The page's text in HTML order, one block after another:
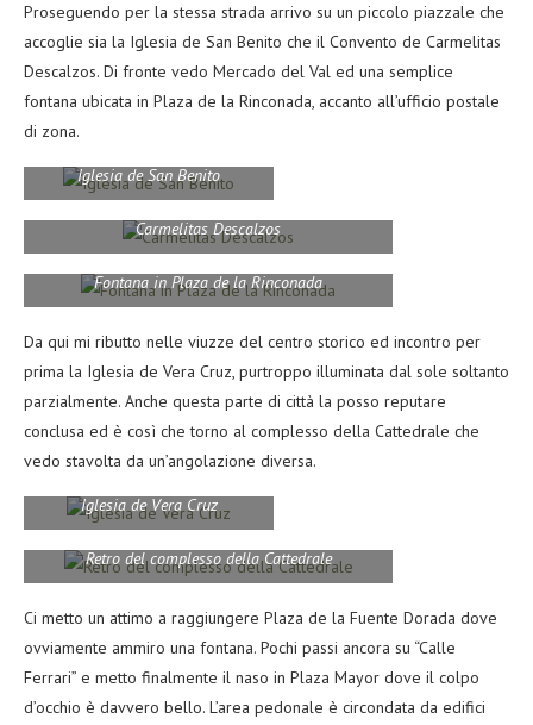
Proseguendo per la stessa strada arrivo su un piccolo piazzale che
accoglie sia la Iglesia de San Benito che il Convento de Carmelitas
Descalzos. Di fronte vedo Mercado del Val ed una semplice
fontana ubicata in Plaza de la Rinconada, accanto all’ufficio postale
di zona.
Iglesia de San Benito
Carmelitas Descalzos
Fontana in Plaza de la Rinconada
Da qui mi ributto nelle viuzze del centro storico ed incontro per
prima la Iglesia de Vera Cruz, purtroppo illuminata dal sole soltanto
parzialmente. Anche questa parte di città la posso reputare
conclusa ed è così che torno al complesso della Cattedrale che
vedo stavolta da un’angolazione diversa.
Iglesia de Vera Cruz
Retro del complesso della Cattedrale
Ci metto un attimo a raggiungere Plaza de la Fuente Dorada dove
ovviamente ammiro una fontana. Pochi passi ancora su “Calle
Ferrari” e metto finalmente il naso in Plaza Mayor dove il colpo
d’occhio è davvero bello. L’area pedonale è circondata da edifici